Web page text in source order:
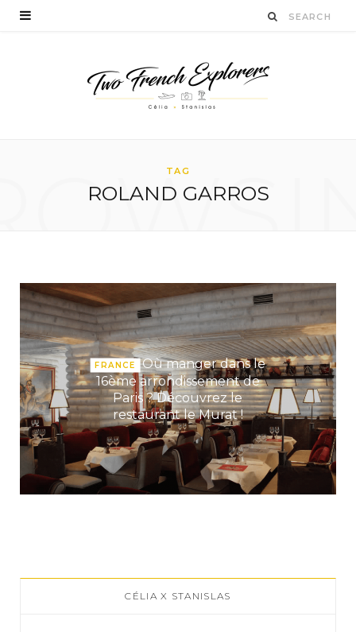
TAG
ROLAND GARROS
FRANCE
Où manger dans le
16ème arrondissement de
Paris ? Découvrez le
restaurant le Murat !
CÉLIA X STANISLAS